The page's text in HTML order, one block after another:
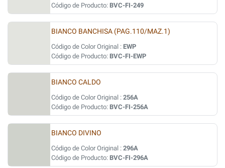
Código de Producto: BVC-FI-249
BIANCO BANCHISA (PAG.110/MAZ.1)
Código de Color Original : EWP
Código de Producto: BVC-FI-EWP
BIANCO CALDO
Código de Color Original : 256A
Código de Producto: BVC-FI-256A
BIANCO DIVINO
Código de Color Original : 296A
Código de Producto: BVC-FI-296A